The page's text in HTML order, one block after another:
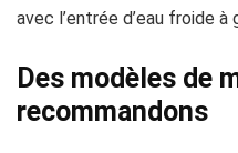
avec l’entrée d’eau froide à
Des modèles de
recommandons